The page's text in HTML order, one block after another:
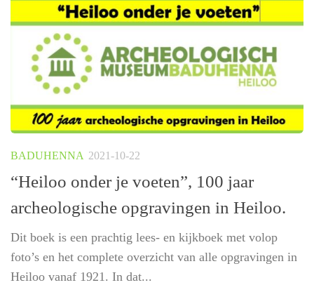
BADUHENNA 2021-10-22
“Heiloo onder je voeten”, 100 jaar
archeologische opgravingen in Heiloo.
Dit boek is een prachtig lees- en kijkboek met volop
foto’s en het complete overzicht van alle opgravingen in
Heiloo vanaf 1921. In dat...